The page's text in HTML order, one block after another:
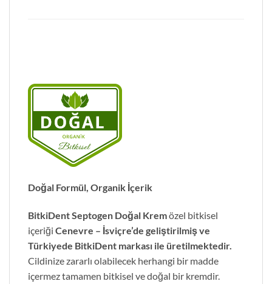
Doğal Formül, Organik İçerik
BitkiDent Septogen Doğal Kremözel bitkisel
içeriği Cenevre – İsviçre’de geliştirilmiş ve
Türkiyede BitkiDent markası ile üretilmektedir.
Cildinize zararlı olabilecek herhangi bir madde
içermez tamamen bitkisel ve doğal bir kremdir.